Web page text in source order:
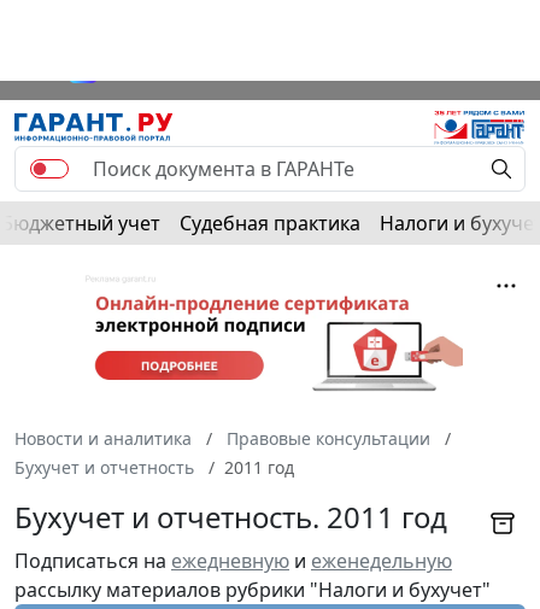
Бюджетный учет Судебная практика Налоги и
Новости и аналитика
Правовые консультации
Бухучет и отчетность
2011 год
Бухучет и отчетность. 2011 год
Подписаться на ежедневную и еженедельную
рассылку материалов рубрики "Налоги и бухучет"